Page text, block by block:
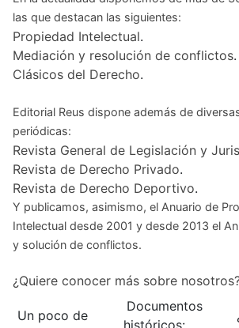
las que destacan las siguientes:
Propiedad Intelectual.
Mediación y resolución de conflictos.
Clásicos del Derecho.
Editorial Reus dispone además de
periódicas:
Revista General de Legislación y
Revista de Derecho Privado.
Revista de Derecho Deportivo.
Y publicamos, asimismo, el Anuario de
Intelectual desde 2001 y desde 2013 el
y solución de conflictos.
¿Quiere conocer más sobre
Un poco de
Documentos